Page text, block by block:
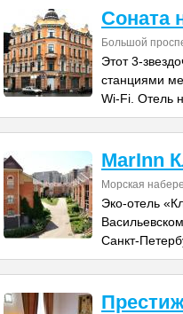
Соната
Большой
Этот 3-
станциями
Wi-Fi. Отель
MarInn
Морская
Эко-отель
Санкт-